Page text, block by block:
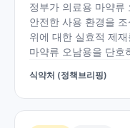
정부가 의료용 마약류
안전한 사용 환경을
위에 대한 실효적 제
마약류 오남용을 단호
식약처 (정책브리핑)